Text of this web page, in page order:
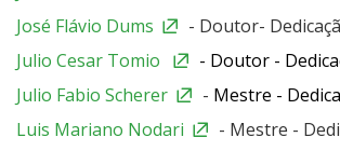
José Flávio Dums
- Doutor-
Julio Cesar Tomio
- Doutor -
Julio Fabio Scherer
- Mestre -
Luis Mariano Nodari
- Mestre -